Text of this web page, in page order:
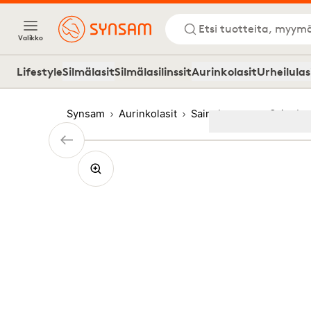
Valikko
Etsi tuotteita,
LifestyleSilmälasitSilmälasilinssitAurinkolasit
Synsam Aurinkolasit Saint Laurent Saint